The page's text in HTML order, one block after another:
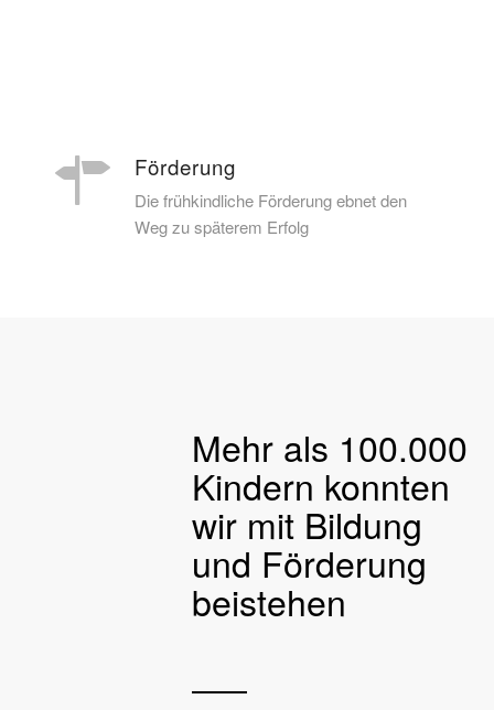
Förderung
Die frühkindliche Förderung ebnet den
Weg zu späterem Erfolg
Mehr als 100.000
Kindern konnten
wir mit Bildung
und Förderung
beistehen